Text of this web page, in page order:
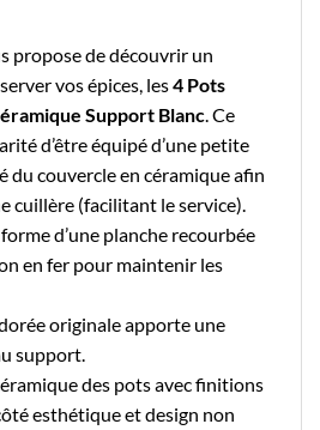
propose de découvrir un
vos épices, les4 Pots
Support Blanc . Ce
d’être équipé d’une petite
du couvercle en céramique afin
cuillère (facilitant le service).
d’une planche recourbée
en fer pour maintenir les
originale apporte une
support.
des pots avec finitions
esthétique et design non